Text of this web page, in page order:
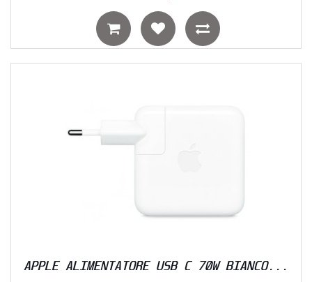
APPLE ALIMENTATORE USB C 70W BIANCO...